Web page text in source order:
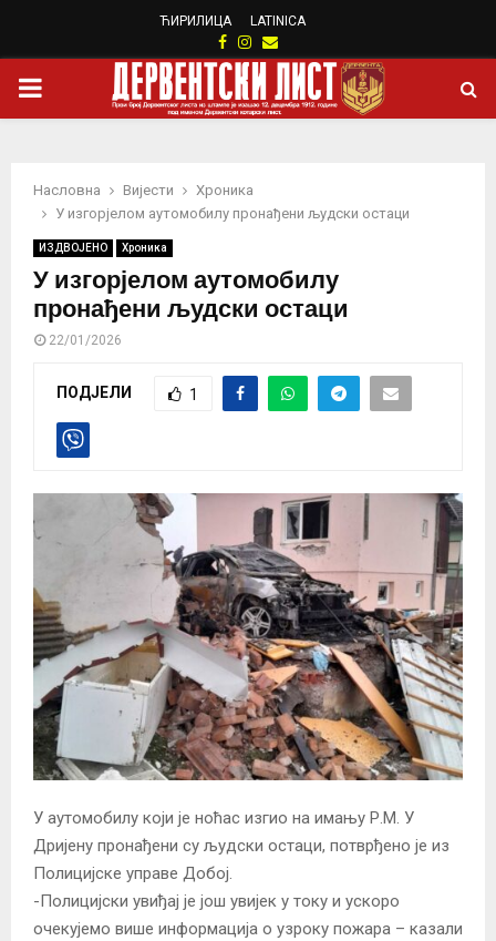
ЋИРИЛИЦА LATINICA
Facebook
Instagram
Email
PRIMARY
Насловна Вијести
Хроника
У изгорјелом аутомобилу пронађени људски остаци
ИЗДВОЈЕНО Хроника
У изгорјелом аутомобилу
пронађени људски остаци
22/01/2026
ПОДЈЕЛИ 1
У аутомобилу који је ноћас изгио на имању Р.М. У
Дријену пронађени су људски остаци, потврђено је из
Полицијске управе Добој.
-Полицијски увиђај је још увијек у току и ускоро
очекујемо више информација о узроку пожара – казали